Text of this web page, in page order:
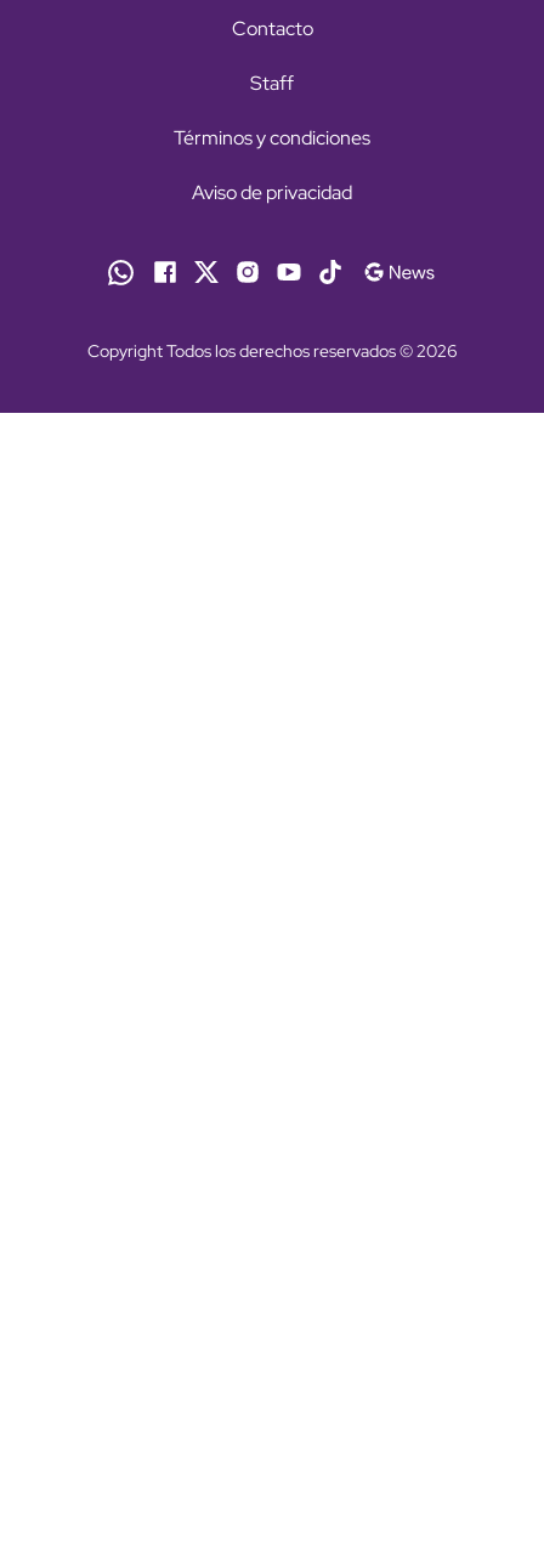
Contacto
Staff
Términos y condiciones
Aviso de privacidad
Copyright Todos los derechos reservados © 2026